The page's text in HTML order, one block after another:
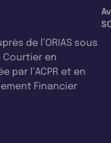
de l’ORIAS sous
Courtier en
par l’ACPR et en
Financier